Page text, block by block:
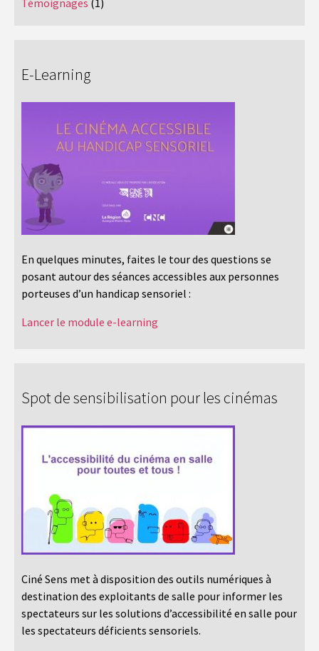
Témoignages (1)
E-Learning
En quelques minutes, faites le tour des questions se
posant autour des séances accessibles aux personnes
porteuses d’un handicap sensoriel :
Lancer le module e-learning
Spot de sensibilisation pour les cinémas
Ciné Sens met à disposition des outils numériques à
destination des exploitants de salle pour informer les
spectateurs sur les solutions d’accessibilité en salle pour
les spectateurs déficients sensoriels.